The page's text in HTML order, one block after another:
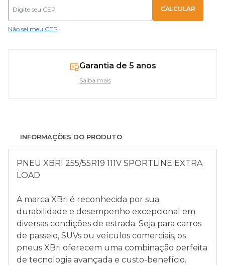
Não sei meu CEP
Garantia de 5 anos
Saiba mais
INFORMAÇÕES DO PRODUTO
PNEU XBRI 255/55R19 111V SPORTLINE EXTRA
LOAD
A marca XBri é reconhecida por sua
durabilidade e desempenho excepcional em
diversas condições de estrada. Seja para carros
de passeio, SUVs ou veículos comerciais, os
pneus XBri oferecem uma combinação perfeita
de tecnologia avançada e custo-benefício.